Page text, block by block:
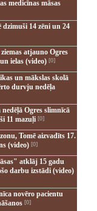
medicīnas māsas
14 zēni un 24
ziemas atjauno Ogres
ielas (video)[0]
un mākslas skolā
durvju nedēļa
Ogres slimnīcā
11 mazuļi[0]
Tomē aizvadīts 17.
(video)[0]
atklāj 15 gadu
darbu izstādi (video)
novēro pacientu
[0]